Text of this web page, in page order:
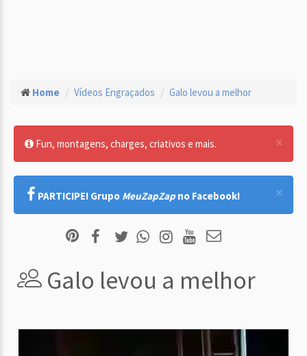
Home Vídeos Engraçados Galo levou a melhor
×
Fun, montagens, charges, criativos e mais.
×
PARTICIPE! Grupo MeuZapZap no Facebook!
Galo levou a melhor